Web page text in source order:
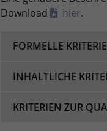
Download
hier.
FORMELLE
INHALTLICHE
KRITERIEN ZUR